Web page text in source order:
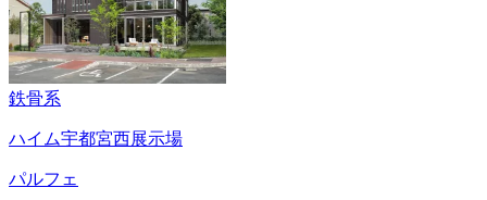
鉄骨系
ハイム宇都宮西展示場
パルフェ